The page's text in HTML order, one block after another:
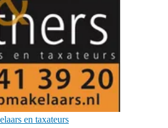
en taxateurs